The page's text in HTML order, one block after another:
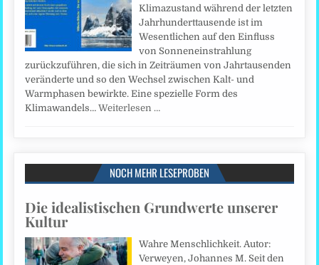
Klimazustand während der letzten
Jahrhunderttausende ist im
Wesentlichen auf den Einfluss
von Sonneneinstrahlung
zurückzuführen, die sich in Zeiträumen von Jahrtausenden
veränderte und so den Wechsel zwischen Kalt- und
Warmphasen bewirkte. Eine spezielle Form des
Klimawandels…Weiterlesen …
NOCH MEHR LESEPROBEN
Die idealistischen Grundwerte unserer
Kultur
Wahre Menschlichkeit. Autor:
Verweyen, Johannes M. Seit den